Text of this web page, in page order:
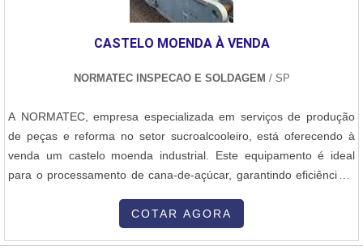
forma personalizada para cada cliente; Recuperação com
técnicas com homologação.Sem perder o foco em peças para
gerador gás natural, é importante buscar uma empresa que tenha
primordiais que são deixados de lado por muitas empresas que
não focam na fidelização do cliente.Tudo isso que já foi falado e
outras coisas mais são a razão pela qual a Master Serviços e
Usinagem é uma empresa preocupada em entregar soluções com
metalização por ARCSPRAY, cromagem por cromo duro,
usinagem, caldeiraria e soldas especiais. A empresa busca o que
há de melhor para fidelizar os clientes.deTALHES SOBRE A
CASTELO MOENDA À VENDA
NORMATEC INSPECAO E SOLDAGEM / SP
A NORMATEC, empresa especializada em serviços de produção
de peças e reforma no setor sucroalcooleiro, está oferecendo à
venda um castelo moenda industrial. Este equipamento é ideal
para o processamento de cana-de-açúcar, garantindo eficiência e
venda pela NORMATEC é fabricado com materiais de alta
COTAR AGORA